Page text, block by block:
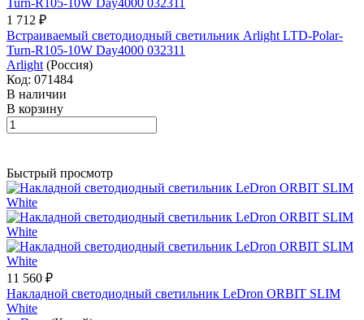
1 712 ₽
Встраиваемый светодиодный светильник Arlight LTD-Polar-
Turn-R105-10W Day4000 032311
Arlight (Россия)
Код: 071484
В наличии
В корзину
Быстрый просмотр
11 560 ₽
Накладной светодиодный светильник LeDron ORBIT SLIM
White